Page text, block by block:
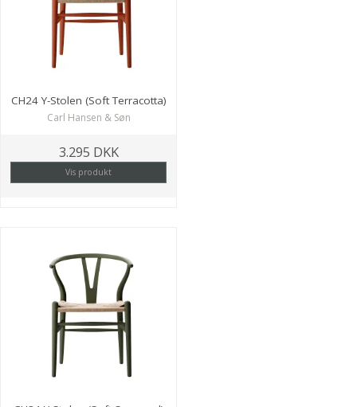
CH24 Y-Stolen (Soft Terracotta)
Carl Hansen & Søn
3.295 DKK
Vis produkt